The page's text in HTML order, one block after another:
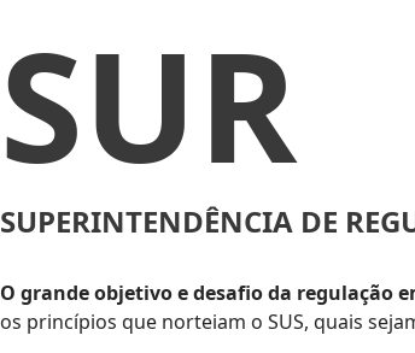
SUR
SUPERINTENDÊNCIA DE
O grande objetivo e desafio da regulação
os princípios que norteiam o SUS, quais